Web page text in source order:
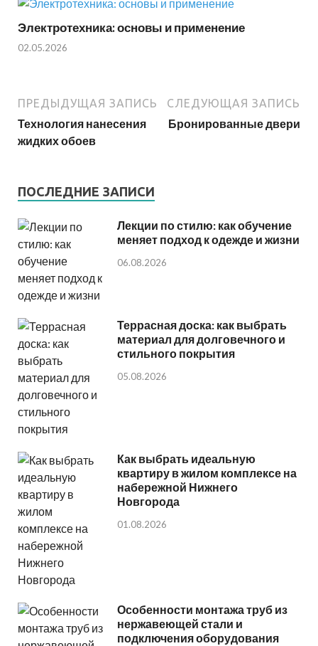
Электротехника: основы и применение
02.05.2026
ПРЕДЫДУЩАЯ ЗАПИСЬ
Технология нанесения
жидких обоев
СЛЕДУЮЩАЯ ЗАПИСЬ
Бронированные двери
ПОСЛЕДНИЕ ЗАПИСИ
Лекции по стилю: как обучение
меняет подход к одежде и жизни
06.08.2026
Террасная доска: как выбрать
материал для долговечного и
стильного покрытия
05.08.2026
Как выбрать идеальную
квартиру в жилом комплексе на
набережной Нижнего
Новгорода
01.08.2026
Особенности монтажа труб из
нержавеющей стали и
подключения оборудования